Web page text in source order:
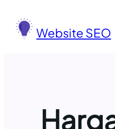
konten
Website SEO